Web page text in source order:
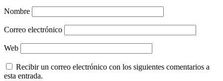
Nombre
Correo electrónico
Web
Recibir un correo electrónico con los siguientes comentarios a
esta entrada.